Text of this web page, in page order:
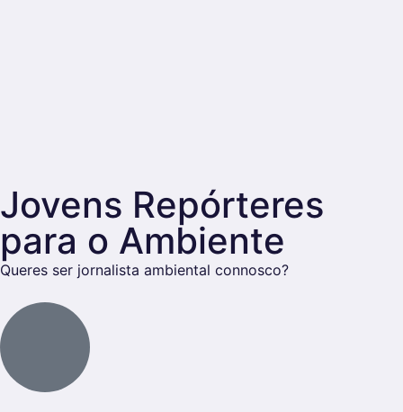
Jovens Repórteres
para o Ambiente
Queres ser jornalista ambiental connosco?